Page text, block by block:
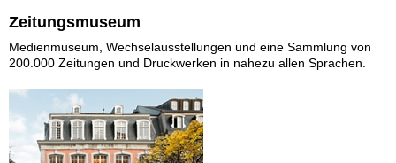
Zeitungsmuseum
Medienmuseum, Wechselausstellungen und eine Sammlung von
200.000 Zeitungen und Druckwerken in nahezu allen Sprachen.